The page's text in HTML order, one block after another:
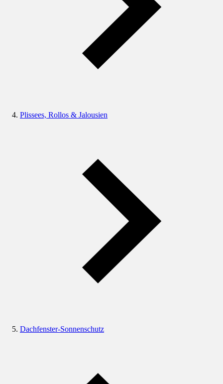
Plissees, Rollos & Jalousien
Dachfenster-Sonnenschutz